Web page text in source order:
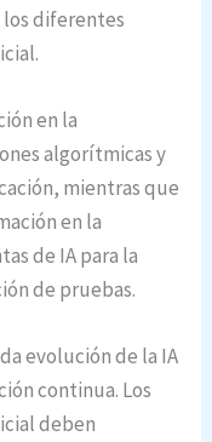
los diferentes
en la
algorítmicas y
mientras que
en la
de IA para la
de pruebas.
evolución de la IA
continua. Los
deben